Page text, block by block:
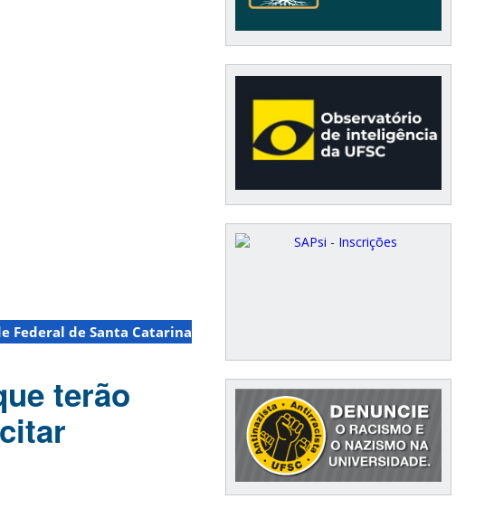
Federal de Santa Catarina
terão